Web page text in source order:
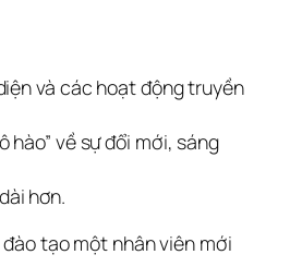
và các hoạt động truyền
hào” về sự đổi mới, sáng
hơn.
tạo một nhân viên mới